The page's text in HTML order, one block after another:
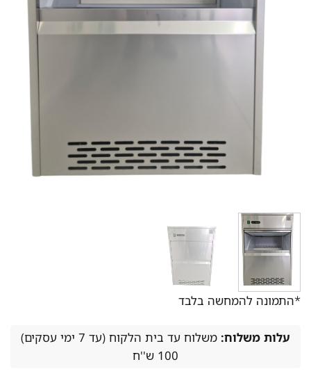
*התמונה להמחשה בלבד
עלות משלוח:
משלוח עד בית הלקוח (עד 7 ימי עסקים)
100 ש''ח